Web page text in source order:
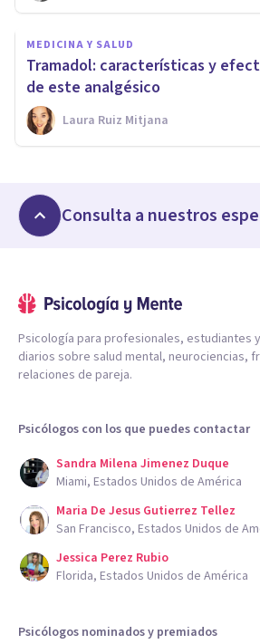
MEDICINA Y SALUD
Tramadol: características y
de este analgésico
Laura Ruiz Mitjana
Consulta a nuestros
Psicología para profesionales, estudiantes
diarios sobre salud mental, neurociencias,
relaciones de pareja.
Psicólogos con los que puedes contactar
Sandra Milena Jimenez Duque
Miami, Estados Unidos de América
Maria De Jesus Gutierrez Tellez
San Francisco, Estados Unidos de
Jessica Perez Rubio
Florida, Estados Unidos de América
Psicólogos nominados y premiados